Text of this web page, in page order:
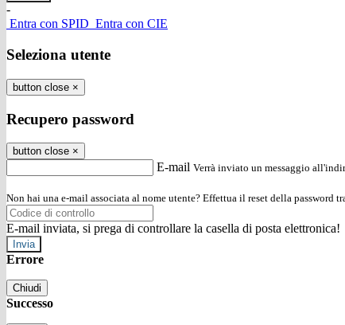
-
Entra con SPID Entra con CIE
Seleziona utente
button close ×
Recupero password
button close ×
E-mail Verrà inviato un messaggio
Non hai una e-mail associata al nome utente? Effettua il reset della password
E-mail inviata, si prega di controllare la casella di posta elettronica!
Errore
Chiudi
Successo